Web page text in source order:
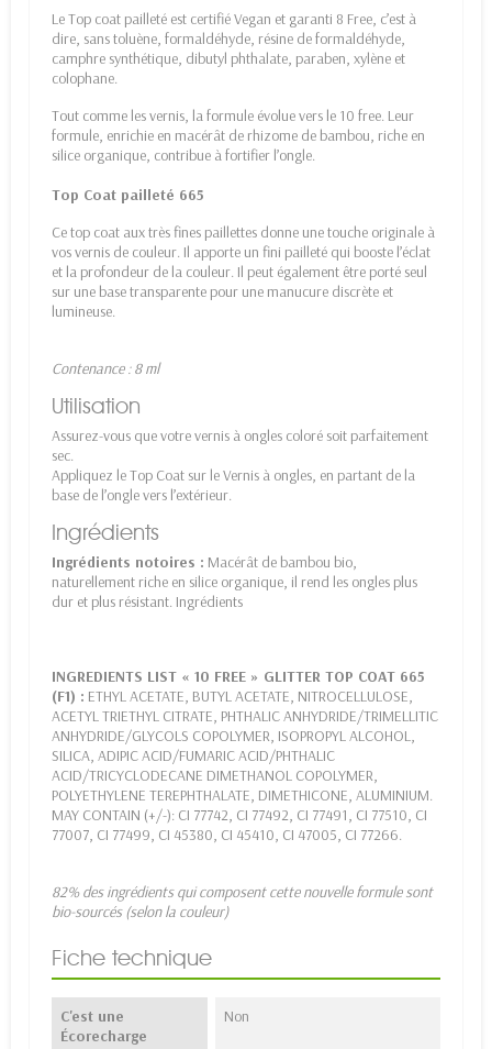
Le Top coat pailleté est certifié Vegan et garanti 8 Free, c’est à
dire, sans toluène, formaldéhyde, résine de formaldéhyde,
camphre synthétique, dibutyl phthalate, paraben, xylène et
colophane.
Tout comme les vernis, la formule évolue vers le 10 free. Leur
formule, enrichie en macérât de rhizome de bambou, riche en
silice organique, contribue à fortifier l’ongle.
Top Coat pailleté 665
Ce top coat aux très fines paillettes donne une touche originale à
vos vernis de couleur. Il apporte un fini pailleté qui booste l’éclat
et la profondeur de la couleur. Il peut également être porté seul
sur une base transparente pour une manucure discrète et
lumineuse.
Contenance : 8 ml
Utilisation
Assurez-vous que votre vernis à ongles coloré soit parfaitement
sec.
Appliquez le Top Coat sur le Vernis à ongles, en partant de la
base de l’ongle vers l’extérieur.
Ingrédients
Ingrédients notoires : Macérât de bambou bio,
naturellement riche en silice organique, il rend les ongles plus
dur et plus résistant. Ingrédients
INGREDIENTS LIST « 10 FREE » GLITTER TOP COAT 665
(F1) : ETHYL ACETATE, BUTYL ACETATE, NITROCELLULOSE,
ACETYL TRIETHYL CITRATE, PHTHALIC ANHYDRIDE/TRIMELLITIC
ANHYDRIDE/GLYCOLS COPOLYMER, ISOPROPYL ALCOHOL,
SILICA, ADIPIC ACID/FUMARIC ACID/PHTHALIC
ACID/TRICYCLODECANE DIMETHANOL COPOLYMER,
POLYETHYLENE TEREPHTHALATE, DIMETHICONE, ALUMINIUM.
MAY CONTAIN (+/-): CI 77742, CI 77492, CI 77491, CI 77510, CI
77007, CI 77499, CI 45380, CI 45410, CI 47005, CI 77266.
82% des ingrédients qui composent cette nouvelle formule sont
bio-sourcés (selon la couleur)
Fiche technique
C'est une
Écorecharge
Non